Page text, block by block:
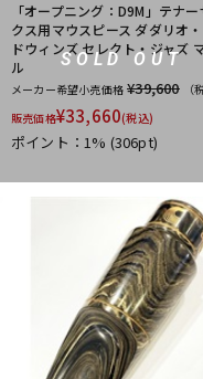
SOLD OUT
「オープニング：D9M」テナー
クス用マウスピース ダダリオ
ドウィンズ セレクト・ジャズ
ル
メーカー希望小売価格 ¥39,600
（
販売価格¥33,660(税込)
ポイント：1% (306pt)